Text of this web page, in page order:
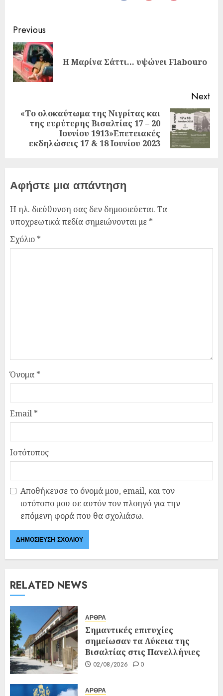
Previous
Η Μαρίνα Σάττι… υψώνει Flabouro
Next
«Το ολοκαύτωμα της Νιγρίτας και
της ευρύτερης Βισαλτίας 17 – 20
Ιουνίου 1913»Επετειακές
εκδηλώσεις 17 & 18 Ιουνίου 2023
Αφήστε μια απάντηση
Η ηλ. διεύθυνση σας δεν δημοσιεύεται. Τα
υποχρεωτικά πεδία σημειώνονται με *
Σχόλιο *
Όνομα *
Email *
Ιστότοπος
Αποθήκευσε το όνομά μου, email, και τον
ιστότοπο μου σε αυτόν τον πλοηγό για την
επόμενη φορά που θα σχολιάσω.
RELATED NEWS
ΑΡΘΡΑ
Σημαντικές επιτυχίες
σημείωσαν τα Λύκεια της
Βισαλτίας στις Πανελλήνιες
02/08/2026 0
ΑΡΘΡΑ